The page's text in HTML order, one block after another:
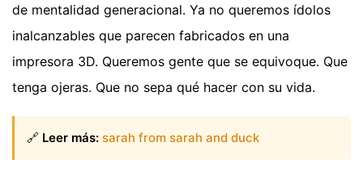
de mentalidad generacional. Ya no queremos ídolos
inalcanzables que parecen fabricados en una
impresora 3D. Queremos gente que se equivoque. Que
tenga ojeras. Que no sepa qué hacer con su vida.
🔗 Leer más: sarah from sarah and duck